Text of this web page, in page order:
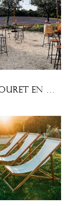
Tabouret en fer forgé